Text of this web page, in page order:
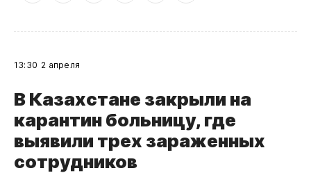
13:30 2 апреля
В Казахстане закрыли на
карантин больницу, где
выявили трех зараженных
сотрудников